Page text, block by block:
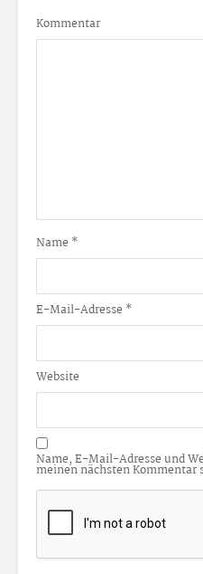
Kommentar
Name *
E-Mail-Adresse *
Website
Name, E-Mail-Adresse und
meinen nächsten Kommentar